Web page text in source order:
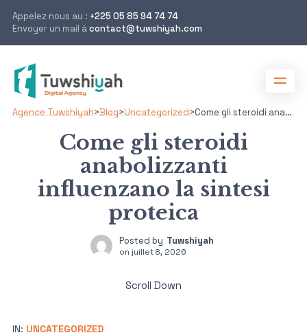
Appelez nous au : +225 05 85 94 74 74
Envoyer un mail àcontact@tuwshiyah.com
Agence Tuwshiyah>Blog>Uncategorized> Come gli steroidi anabolizzanti influenzano la sintesi proteica
Come gli steroidi
anabolizzanti
influenzano la sintesi
proteica
Posted by Tuwshiyah
on juillet 8, 2026
Scroll Down
IN: UNCATEGORIZED